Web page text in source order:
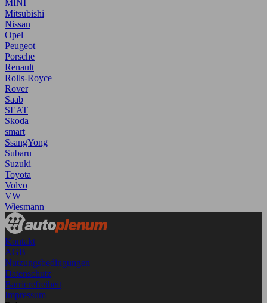
MINI
Mitsubishi
Nissan
Opel
Peugeot
Porsche
Renault
Rolls-Royce
Rover
Saab
SEAT
Skoda
smart
SsangYong
Subaru
Suzuki
Toyota
Volvo
VW
Wiesmann
Kontakt
AGB
Nutzungsbedingungen
Datenschutz
Barrierefreiheit
Impressum